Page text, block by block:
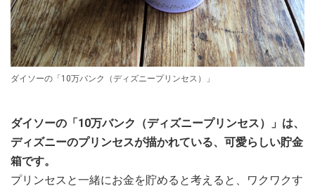
ダイソーの「10万バンク（ディズニープリンセス）」
ダイソーの「10万バンク（ディズニープリンセス）」は、
ディズニーのプリンセスが描かれている、可愛らしい貯金
箱です。
プリンセスと一緒にお金を貯めると考えると、ワクワクす